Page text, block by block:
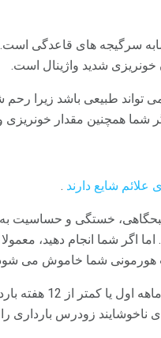
سرگیجه های قاعدگی است.
شدید واژینال است.
تواند طبیعی باشد زیرا
همچنین مقدار خونریزی
علائم شایع دارند .
صبحگاهی، خستگی و حساسیت
اما اگر شما انجام دهید،
هورمونی شما خاموش می
با این حال،
ناخوشایند زودرس بارداری